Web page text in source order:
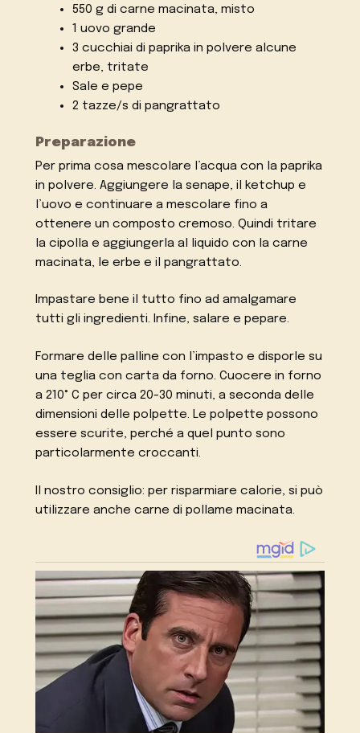
550 g di carne macinata, misto
1 uovo grande
3 cucchiai di paprika in polvere alcune
erbe, tritate
Sale e pepe
2 tazze/s di pangrattato
Preparazione
Per prima cosa mescolare l’acqua con la paprika
in polvere. Aggiungere la senape, il ketchup e
l’uovo e continuare a mescolare fino a
ottenere un composto cremoso. Quindi tritare
la cipolla e aggiungerla al liquido con la carne
macinata, le erbe e il pangrattato.
Impastare bene il tutto fino ad amalgamare
tutti gli ingredienti. Infine, salare e pepare.
Formare delle palline con l’impasto e disporle su
una teglia con carta da forno. Cuocere in forno
a 210° C per circa 20-30 minuti, a seconda delle
dimensioni delle polpette. Le polpette possono
essere scurite, perché a quel punto sono
particolarmente croccanti.
Il nostro consiglio: per risparmiare calorie, si può
utilizzare anche carne di pollame macinata.